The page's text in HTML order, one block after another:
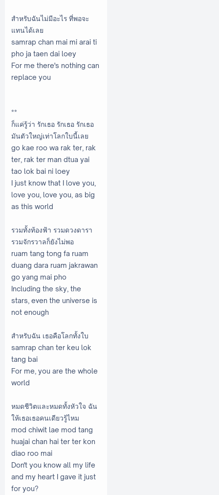
สำหรับฉันไม่มีอะไร ที่พอจะ
แทนได้เลย
samrap chan mai mi arai ti
pho ja taen dai loey
For me there's nothing can
replace you
**
ก็แค่รู้ว่า รักเธอ รักเธอ รักเธอ
มันตัวใหญ่เท่าโลกใบนี้เลย
go kae roo wa rak ter, rak
ter, rak ter man dtua yai
tao lok bai ni loey
I just know that I love you,
love you, love you, as big
as this world
รวมทั้งท้องฟ้า รวมดวงดารา
รวมจักรวาลก็ยังไม่พอ
ruam tang tong fa ruam
duang dara ruam jakrawan
go yang mai pho
Including the sky, the
stars, even the universe is
not enough
สำหรับฉัน เธอคือโลกทั้งใบ
samrap chan ter keu lok
tang bai
For me, you are the whole
world
หมดชีวิตและหมดทั้งหัวใจ ฉัน
ให้เธอเธอคนเดียวรู้ไหม
mod chiwit lae mod tang
huajai chan hai ter ter kon
diao roo mai
Don't you know all my life
and my heart I gave it just
for you?